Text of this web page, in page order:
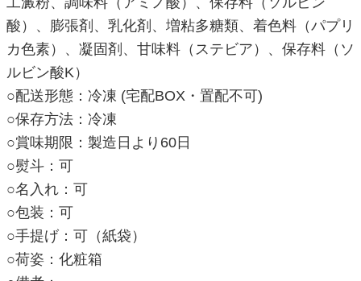
酸）、膨張剤、乳化剤、増粘多糖類、着色料（パプリ
カ色素）、凝固剤、甘味料（ステビア）、保存料（ソ
ルビン酸K）
○配送形態：冷凍 (宅配BOX・置配不可)
○保存方法：冷凍
○賞味期限：製造日より60日
○熨斗：可
○名入れ：可
○包装：可
○手提げ：可（紙袋）
○荷姿：化粧箱